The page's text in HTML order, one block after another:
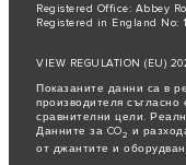
Registered Office: Abbey
Registered in England No:
VIEW REGULATION (EU)
Показаните данни са в
производителя съгласно
сравнителни цели.
Данните за CO2 и
от джантите и